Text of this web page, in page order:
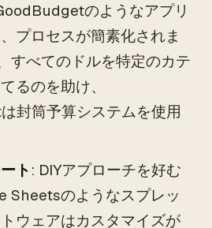
のようなアプリ
プロセスが簡素化されま
すべてのドルを特定のカテ
るのを助け、
封筒予算システムを使用
ト : DIYアプローチを好む
Sheetsのようなスプレッ
ウェアはカスタマイズが